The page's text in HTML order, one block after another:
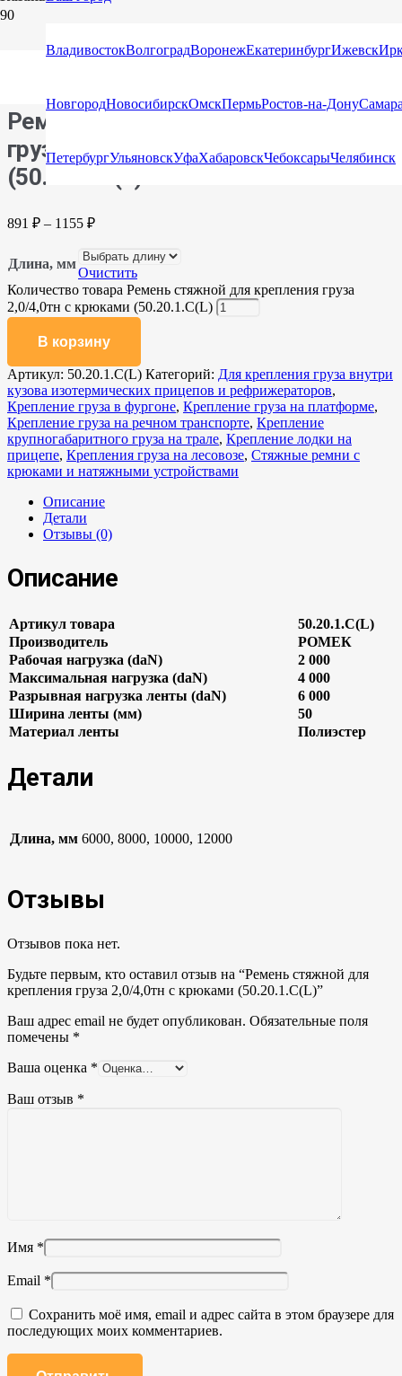
ВладивостокВолгоградВоронежЕкатеринбургИжевск
НовгородНовосибирскОмскПермьРостов-на-Дону
ПетербургУльяновскУфаХабаровскЧебоксарыЧелябинск
Главная/Каталог/Стяжные ремни/Стяжные ремни с
Ремень стяжной для крепления
груза 2,0/4,0тн с крюками
(50.20.1.С(L)
891 ₽ – 1155 ₽
Длина, мм
Очистить
Количество товара Ремень стяжной для крепления груза
2,0/4,0тн с крюками (50.20.1.С(L)
В корзину
Артикул: 50.20.1.С(L) Категорий: Для крепления груза внутри
кузова изотермических прицепов и рефрижераторов,
Крепление груза в фургоне, Крепление груза на платформе,
Крепление груза на речном транспорте, Крепление
крупногабаритного груза на трале, Крепление лодки на
прицепе, Крепления груза на лесовозе, Стяжные ремни с
крюками и натяжными устройствами
Описание
Детали
Отзывы (0)
Описание
Артикул товара
50.20.1.С(L)
Производитель
РОМЕК
Рабочая нагрузка (daN)
2 000
Максимальная нагрузка (daN)
4 000
Разрывная нагрузка ленты (daN)
6 000
Ширина ленты (мм)
50
Материал ленты
Полиэстер
Детали
Длина, мм 6000, 8000, 10000, 12000
Отзывы
Отзывов пока нет.
Будьте первым, кто оставил отзыв на “Ремень стяжной для
крепления груза 2,0/4,0тн с крюками (50.20.1.С(L)”
Ваш адрес email не будет опубликован. Обязательные поля
помечены *
Ваша оценка *
Ваш отзыв *
Имя *
Email *
Сохранить моё имя, email и адрес сайта в этом браузере для
последующих моих комментариев.